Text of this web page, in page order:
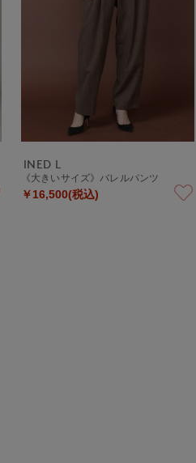
INED L
《大きいサイズ》バレルパンツ
￥16,500(税込)